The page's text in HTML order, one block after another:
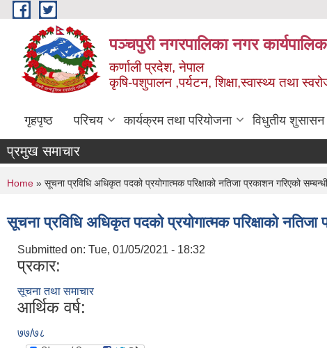
Skip to main content
पञ्चपुरी नगरपालिका नगर
कर्णाली प्रदेश, नेपाल
कृषि-पशुपालन ,पर्यटन, शिक्षा,स्वास्थ्य तथा
गृहपृष्ठ परिचय कार्यक्रम तथा परियोजना विधुतीय शुसासन
प्रमुख समाचार
You are here
Home » सूचना प्रविधि अधिकृत पदको प्रयोगात्मक परिक्षाको नतिजा प्रकाशन गरिएको
सूचना प्रविधि अधिकृत पदको प्रयोगात्मक परिक्षाको
Submitted on: Tue, 01/05/2021 - 18:32
प्रकार:
सूचना तथा समाचार
आर्थिक वर्ष:
७७/७८